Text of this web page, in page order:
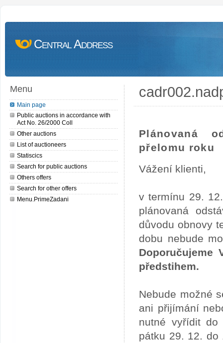
Central Address
Menu
Main page
Public auctions in accordance with
Act No. 26/2000 Coll
Other auctions
List of auctioneers
Statiscics
Search for public auctions
Others offers
Search for other offers
Menu.PrimeZadani
Plánovaná
přelomu roku
Vážení klienti,
v termínu 29.
plánovaná
důvodu obnovy
dobu nebude
Doporučujeme
předstihem.
Nebude možné
ani přijímání
nutné vyřídit do
pátku 29. 12. do